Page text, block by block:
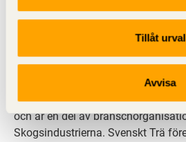
Tillåt urval
Avvisa
Svenskt Trä sprider kunskap om
träbyggande för att främja ett
inspirera, utbilda och driva teknisk
Svenskt Trä representerar svensk
och är en del av
Skogsindustrierna. Svenskt Trä